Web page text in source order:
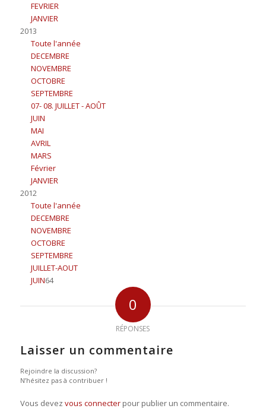
FEVRIER
JANVIER
2013
Toute l'année
DECEMBRE
NOVEMBRE
OCTOBRE
SEPTEMBRE
07- 08. JUILLET - AOÛT
JUIN
MAI
AVRIL
MARS
Février
JANVIER
2012
Toute l'année
DECEMBRE
NOVEMBRE
OCTOBRE
SEPTEMBRE
JUILLET-AOUT
JUIN64
0
RÉPONSES
Laisser un commentaire
Rejoindre la discussion?
N’hésitez pas à contribuer !
Vous devez vous connecterpour publier un commentaire.